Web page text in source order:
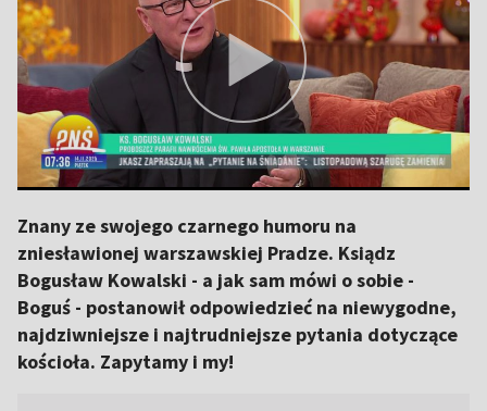
Znany ze swojego czarnego humoru na
zniesławionej warszawskiej Pradze. Ksiądz
Bogusław Kowalski - a jak sam mówi o sobie -
Boguś - postanowił odpowiedzieć na niewygodne,
najdziwniejsze i najtrudniejsze pytania dotyczące
kościoła. Zapytamy i my!